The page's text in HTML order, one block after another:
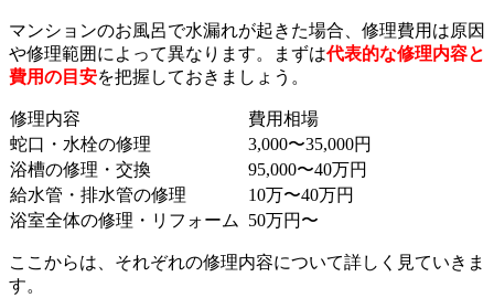
マンションのお風呂で水漏れが起きた場合、修理費用は原因
や修理範囲によって異なります。まずは代表的な修理内容と
費用の目安を把握しておきましょう。
修理内容
費用相場
蛇口・水栓の修理
3,000〜35,000円
浴槽の修理・交換
95,000〜40万円
給水管・排水管の修理
10万〜40万円
浴室全体の修理・リフォーム
50万円〜
ここからは、それぞれの修理内容について詳しく見ていきま
す。